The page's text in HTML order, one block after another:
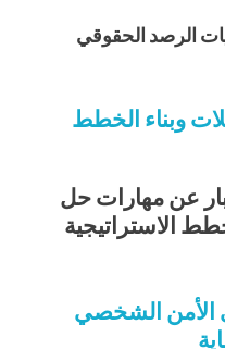
الرصد الحقوقي
وبناء الخطط
عن مهارات حل
الاستراتيجية
الأمن الشخصي